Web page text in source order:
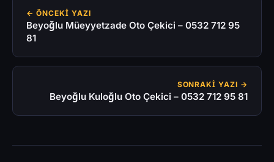
← ÖNCEKI YAZI
Beyoğlu Müeyyetzade Oto Çekici – 0532 712 95
81
SONRAKI YAZI →
Beyoğlu Kuloğlu Oto Çekici – 0532 712 95 81